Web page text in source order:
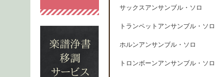
サックスアンサンブル・ソロ
トランペットアンサンブル・ソロ
ホルンアンサンブル・ソロ
トロンボーンアンサンブル・ソロ